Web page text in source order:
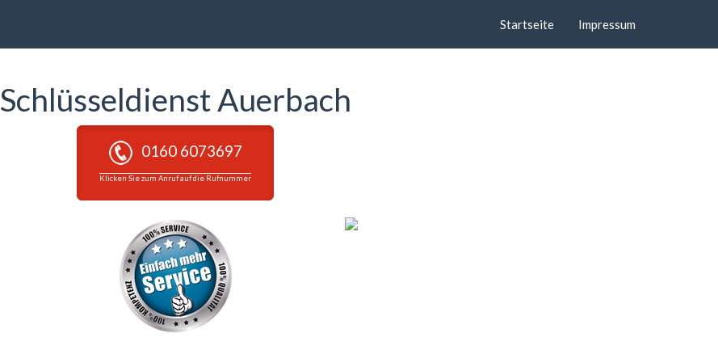
Startseite Impressum
Schlüsseldienst Auerbach
0160 6073697
Klicken Sie zum Anruf auf die Rufnummer